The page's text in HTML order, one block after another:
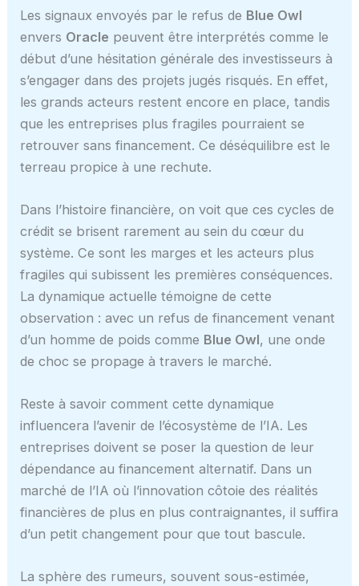
Les signaux envoyés par le refus de Blue Owl
envers Oracle peuvent être interprétés comme le
début d’une hésitation générale des investisseurs à
s’engager dans des projets jugés risqués. En effet,
les grands acteurs restent encore en place, tandis
que les entreprises plus fragiles pourraient se
retrouver sans financement. Ce déséquilibre est le
terreau propice à une rechute.
Dans l’histoire financière, on voit que ces cycles de
crédit se brisent rarement au sein du cœur du
système. Ce sont les marges et les acteurs plus
fragiles qui subissent les premières conséquences.
La dynamique actuelle témoigne de cette
observation : avec un refus de financement venant
d’un homme de poids comme Blue Owl, une onde
de choc se propage à travers le marché.
Reste à savoir comment cette dynamique
influencera l’avenir de l’écosystème de l’IA. Les
entreprises doivent se poser la question de leur
dépendance au financement alternatif. Dans un
marché de l’IA où l’innovation côtoie des réalités
financières de plus en plus contraignantes, il suffira
d’un petit changement pour que tout bascule.
La sphère des rumeurs, souvent sous-estimée,